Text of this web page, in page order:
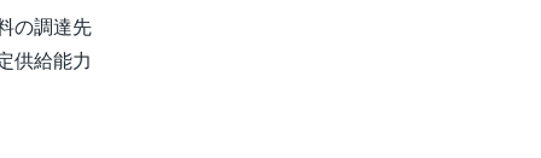
の調達先
供給能力